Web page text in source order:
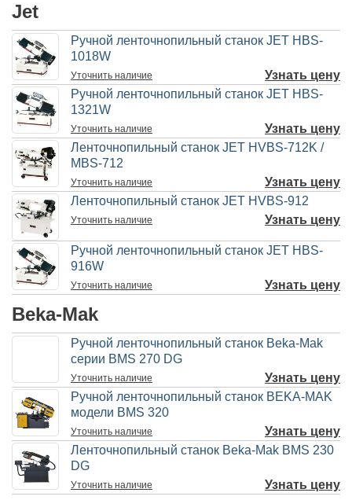
Jet
Ручной ленточнопильный станок JET HBS-
1018W
Уточнить наличие
Узнать цену
Ручной ленточнопильный станок JET HBS-
1321W
Уточнить наличие
Узнать цену
Ленточнопильный станок JET HVBS-712K /
MBS-712
Уточнить наличие
Узнать цену
Ленточнопильный станок JET HVBS-912
Уточнить наличие Узнать цену
Ручной ленточнопильный станок JET HBS-
916W
Уточнить наличие Узнать цену
Beka-Mak
Ручной ленточнопильный станок Beka-Mak
серии BMS 270 DG
Уточнить наличие
Узнать цену
Ручной ленточнопильный станок BEKA-MAK
модели BMS 320
Уточнить наличие
Узнать цену
Ленточнопильный станок Beka-Mak BMS 230
DG
Уточнить наличие Узнать цену